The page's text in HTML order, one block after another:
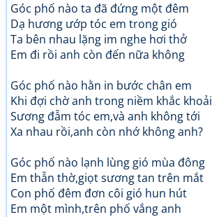
Góc phố nào ta đã đứng một đêm
Dạ hương ướp tóc em trong gió
Ta bên nhau lặng im nghe hơi thở
Em đi rồi anh còn đến nữa không
Góc phố nào hằn in bước chân em
Khi đợi chờ anh trong niềm khắc khoải
Sương đẫm tóc em,và anh không tới
Xa nhau rồi,anh còn nhớ không anh?
Góc phố nào lạnh lùng gió mùa đông
Em thẫn thờ,giọt sương tan trên mắt
Con phố đêm đơn côi gió hun hút
Em một mình,trên phố vắng anh